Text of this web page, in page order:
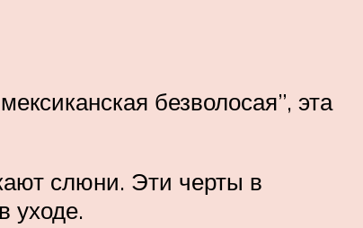
безволосая”, эта
слюни. Эти черты в
уходе.